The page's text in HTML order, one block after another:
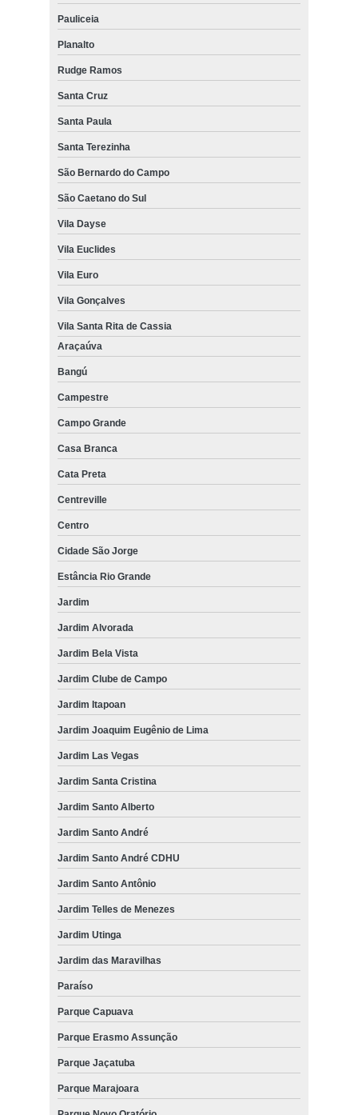
Pauliceia
Planalto
Rudge Ramos
Santa Cruz
Santa Paula
Santa Terezinha
São Bernardo do Campo
São Caetano do Sul
Vila Dayse
Vila Euclides
Vila Euro
Vila Gonçalves
Vila Santa Rita de Cassia
Araçaúva
Bangú
Campestre
Campo Grande
Casa Branca
Cata Preta
Centreville
Centro
Cidade São Jorge
Estância Rio Grande
Jardim
Jardim Alvorada
Jardim Bela Vista
Jardim Clube de Campo
Jardim Itapoan
Jardim Joaquim Eugênio de Lima
Jardim Las Vegas
Jardim Santa Cristina
Jardim Santo Alberto
Jardim Santo André
Jardim Santo André CDHU
Jardim Santo Antônio
Jardim Telles de Menezes
Jardim Utinga
Jardim das Maravilhas
Paraíso
Parque Capuava
Parque Erasmo Assunção
Parque Jaçatuba
Parque Marajoara